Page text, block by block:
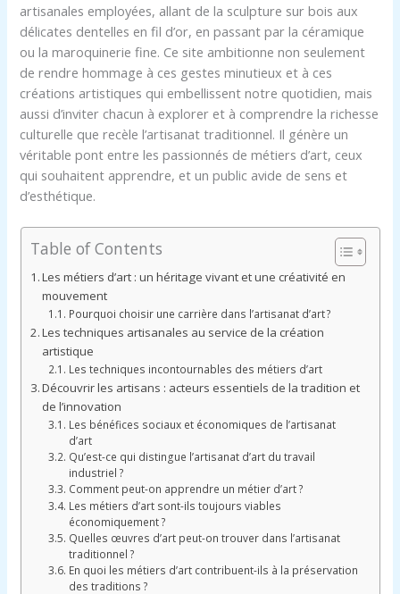
artisanales employées, allant de la sculpture sur bois aux
délicates dentelles en fil d’or, en passant par la céramique
ou la maroquinerie fine. Ce site ambitionne non seulement
de rendre hommage à ces gestes minutieux et à ces
créations artistiques qui embellissent notre quotidien, mais
aussi d’inviter chacun à explorer et à comprendre la richesse
culturelle que recèle l’artisanat traditionnel. Il génère un
véritable pont entre les passionnés de métiers d’art, ceux
qui souhaitent apprendre, et un public avide de sens et
d’esthétique.
Table of Contents
Les métiers d’art : un héritage vivant et une créativité en
mouvement
Pourquoi choisir une carrière dans l’artisanat d’art ?
Les techniques artisanales au service de la création
artistique
Les techniques incontournables des métiers d’art
Découvrir les artisans : acteurs essentiels de la tradition et
de l’innovation
Les bénéfices sociaux et économiques de l’artisanat
d’art
Qu’est-ce qui distingue l’artisanat d’art du travail
industriel ?
Comment peut-on apprendre un métier d’art ?
Les métiers d’art sont-ils toujours viables
économiquement ?
Quelles œuvres d’art peut-on trouver dans l’artisanat
traditionnel ?
En quoi les métiers d’art contribuent-ils à la préservation
des traditions ?